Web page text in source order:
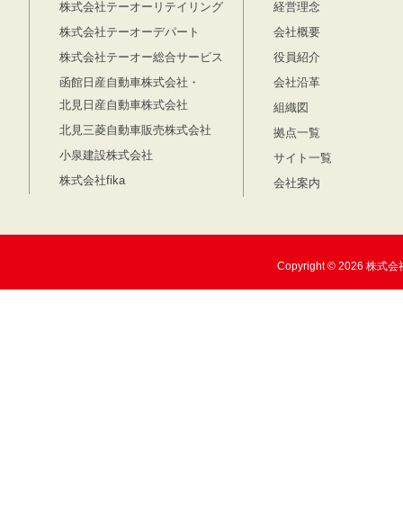
株式会社テーオーリテイリング
株式会社テーオーデパート
株式会社テーオー総合サービス
函館日産自動車株式会社・
北見日産自動車株式会社
北見三菱自動車販売株式会社
小泉建設株式会社
株式会社fika
経営理念
会社概要
役員紹介
会社沿革
組織図
拠点一覧
サイト一覧
会社案内
Copyright © 2026 株式会